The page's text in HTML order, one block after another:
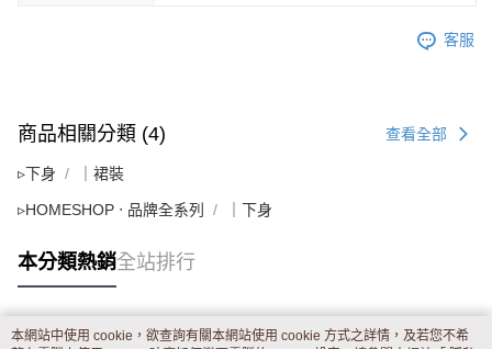
客服
商品相關分類 (4) 查看全部
▹下身 ｜裙裝
▹HOMESHOP ‧ 品牌全系列 ｜下身
本分類熱銷全站排行
本網站中使用 cookie，欲查詢有關本網站使用 cookie 方式之詳情，及若您不希